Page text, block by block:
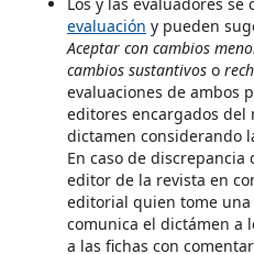
evaluación y pueden
Aceptar con cambios
cambios sustantivos o
evaluaciones de ambos
editores encargados del
dictamen considerando
En caso de
editor de la revista en
editorial quien tome una
comunica el dictámen a
a las fichas con